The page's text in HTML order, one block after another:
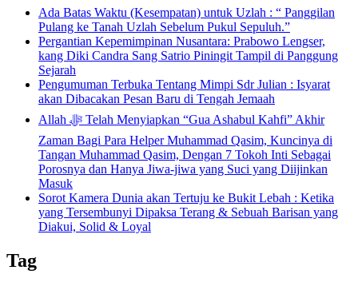
Ada Batas Waktu (Kesempatan) untuk Uzlah : “ Panggilan
Pulang ke Tanah Uzlah Sebelum Pukul Sepuluh.”
Pergantian Kepemimpinan Nusantara: Prabowo Lengser,
kang Diki Candra Sang Satrio Piningit Tampil di Panggung
Sejarah
Pengumuman Terbuka Tentang Mimpi Sdr Julian : Isyarat
akan Dibacakan Pesan Baru di Tengah Jemaah
Allah ﷻ Telah Menyiapkan “Gua Ashabul Kahfi” Akhir
Zaman Bagi Para Helper Muhammad Qasim, Kuncinya di
Tangan Muhammad Qasim, Dengan 7 Tokoh Inti Sebagai
Porosnya dan Hanya Jiwa-jiwa yang Suci yang Diijinkan
Masuk
Sorot Kamera Dunia akan Tertuju ke Bukit Lebah : Ketika
yang Tersembunyi Dipaksa Terang & Sebuah Barisan yang
Diakui, Solid & Loyal
Tag